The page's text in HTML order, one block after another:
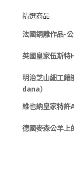
精選商品
法國銅雕作品-
英國皇家伍斯
明治芝山細工
dana）
維也納皇家特
德國麥森公羊上